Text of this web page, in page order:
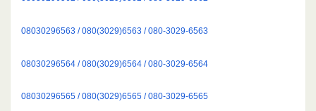
08030296563 / 080(3029)6563 / 080-3029-6563
08030296564 / 080(3029)6564 / 080-3029-6564
08030296565 / 080(3029)6565 / 080-3029-6565